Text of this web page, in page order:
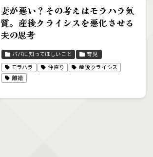
妻が悪い？その考えはモラハラ気
質。産後クライシスを悪化させる
夫の思考
パパに知ってほしいこと
育児
モラハラ
仲直り
産後クライシス
離婚